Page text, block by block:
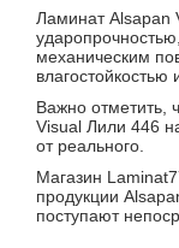
Ламинат Alsapan
механическим
влагостойкостью
Важно отметить,
Visual Лили 446
от реального.
Магазин
продукции
поступают